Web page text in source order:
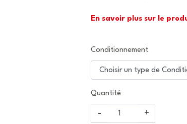
En savoir plus sur le
Conditionnement
Quantité
- +